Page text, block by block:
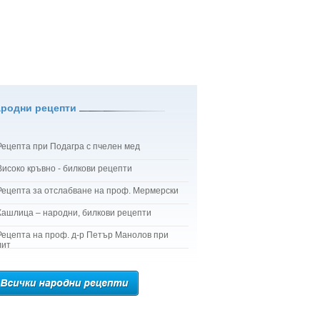
рецепти
при Подагра с пчелен мед
кръвно - билкови рецепти
за отслабване на проф. Мермерски
– народни, билкови рецепти
на проф. д-р Петър Манолов при